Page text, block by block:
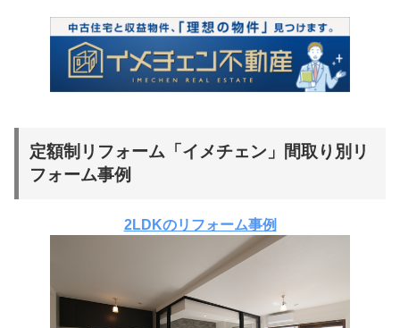
定額制リフォーム「イメチェン」間取り別リ
フォーム事例
2LDKのリフォーム事例